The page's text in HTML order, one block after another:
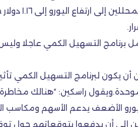
فيه
برنامج التسهيل الكمي عاجلا
يكون لبرنامج التسهيل الكمي
راسكين: “هنالك
الأضعف يدعم الأسهم ومكاسب
إلى أن يدفعوا بتوقعاتهم حول